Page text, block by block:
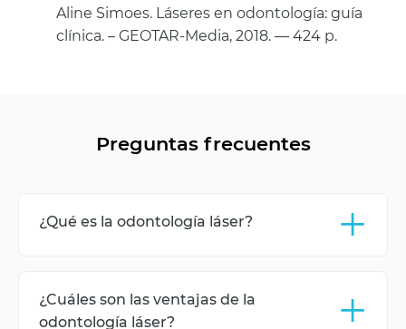
Aline Simoes. Láseres en odontología: guía
clínica. – GEOTAR-Media, 2018. — 424 p.
Preguntas frecuentes
¿Qué es la odontología láser? +
diagnóstico, tratamiento y realización de
procedimientos dentales. Los láseres pueden
¿Cuáles son las ventajas de la
odontología láser?
+